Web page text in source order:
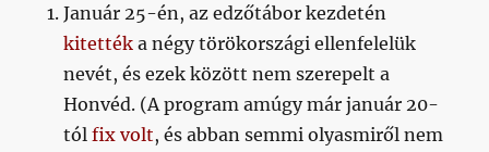
Január 25-én, az edzőtábor kezdetén
kitették a négy törökországi ellenfelelük
nevét, és ezek között nem szerepelt a
Honvéd. (A program amúgy már január 20-
tólfix volt, és abban semmi olyasmiről nem